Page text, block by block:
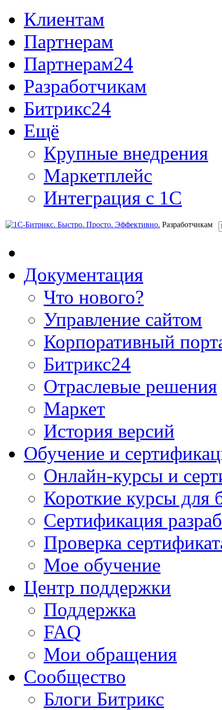
Клиентам
Партнерам
Партнерам24
Разработчикам
Битрикс24
Ещё
Крупные внедрения
Маркетплейс
Интеграция с 1С
Разработчикам
Документация
Что нового?
Управление сайтом
Корпоративный
Битрикс24
Отраслевые решения
Маркет
История версий
Обучение и
Онлайн-курсы и
Короткие курсы для
Сертификация
Проверка
Мое обучение
Центр поддержки
Поддержка
FAQ
Мои обращения
Сообщество
Блоги Битрикс